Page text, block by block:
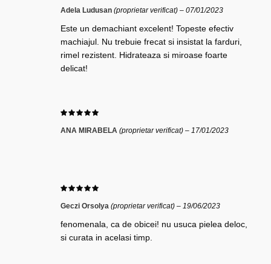
Adela Ludusan (proprietar verificat) – 07/01/2023
Este un demachiant excelent! Topeste efectiv
machiajul. Nu trebuie frecat si insistat la farduri,
rimel rezistent. Hidrateaza si miroase foarte
delicat!
ANA MIRABELA (proprietar verificat) – 17/01/2023
Geczi Orsolya (proprietar verificat) – 19/06/2023
fenomenala, ca de obicei! nu usuca pielea deloc,
si curata in acelasi timp.